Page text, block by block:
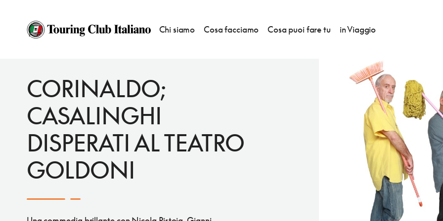
Chi siamo Cosa facciamo Cosa puoi fare tu in Viaggio
CORINALDO;
CASALINGHI
DISPERATI AL TEATRO
GOLDONI